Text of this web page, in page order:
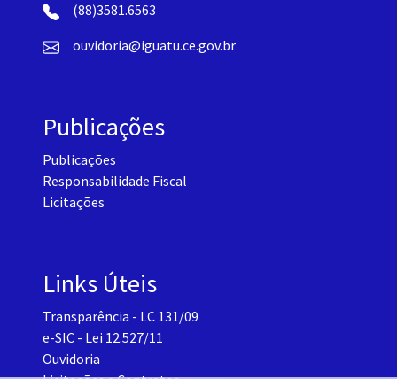
(88)3581.6563
ouvidoria@iguatu.ce.gov.br
Publicações
Publicações
Responsabilidade Fiscal
Licitações
Links Úteis
Transparência - LC 131/09
e-SIC - Lei 12.527/11
Ouvidoria